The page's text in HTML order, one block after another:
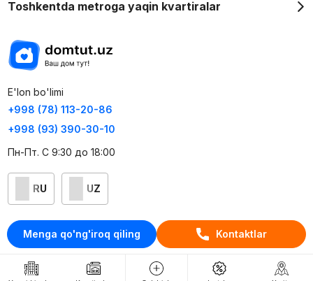
Menga qo'ng'iroq qiling Kontaktlar
Toshkentda metroga yaqin kvartiralar
E'lon bo'limi
+998 (78) 113-20-86
+998 (93) 390-30-10
Пн-Пт. С 9:30 до 18:00
RU UZ
Kontaktlar
loyiha haqida
Webnow © loyihasi